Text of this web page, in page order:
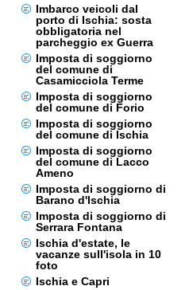
Imbarco veicoli dal
porto di Ischia: sosta
obbligatoria nel
parcheggio ex Guerra
Imposta di soggiorno
del comune di
Casamicciola Terme
Imposta di soggiorno
del comune di Forio
Imposta di soggiorno
del comune di Ischia
Imposta di soggiorno
del comune di Lacco
Ameno
Imposta di soggiorno di
Barano d'Ischia
Imposta di soggiorno di
Serrara Fontana
Ischia d'estate, le
vacanze sull'isola in 10
foto
Ischia e Capri